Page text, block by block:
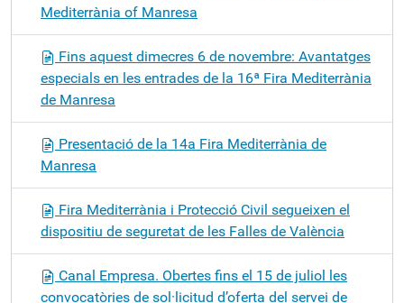
Mediterrània of Manresa
Fins aquest dimecres 6 de novembre: Avantatges
especials en les entrades de la 16ª Fira Mediterrània
de Manresa
Presentació de la 14a Fira Mediterrània de
Manresa
Fira Mediterrània i Protecció Civil segueixen el
dispositiu de seguretat de les Falles de València
Canal Empresa. Obertes fins el 15 de juliol les
convocatòries de sol·licitud d’oferta del servei de